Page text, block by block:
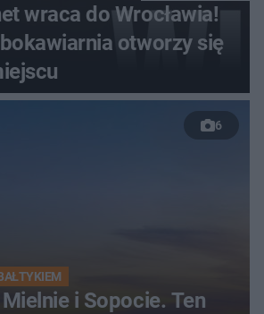
wraca do Wrocławia!
otworzy się
6
i Sopocie. Ten